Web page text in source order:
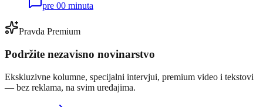
pre 00 minuta
Pravda Premium
Podržite nezavisno novinarstvo
Ekskluzivne kolumne, specijalni intervjui, premium video i tekstovi
— bez reklama, na svim uređajima.